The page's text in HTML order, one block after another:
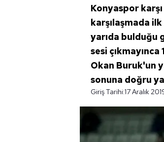
Konyaspor
karşılaşmada
yarıda bulduğu
sesi
Okan Buruk'un
sonuna doğru
Giriş Tarihi:17 Aralık